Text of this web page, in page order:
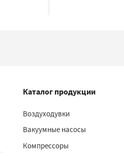
Каталог продукции
Воздуходувки
Вакуумные насосы
Компрессоры